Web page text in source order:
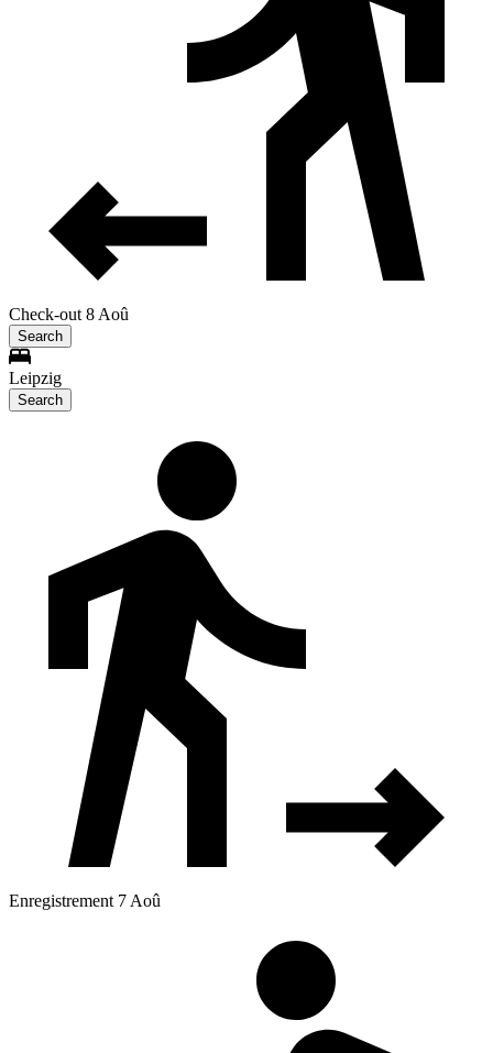
Check-out 8 Aoû
Search
Leipzig
Search
Enregistrement 7 Aoû